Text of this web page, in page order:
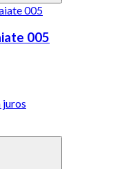
005
juros